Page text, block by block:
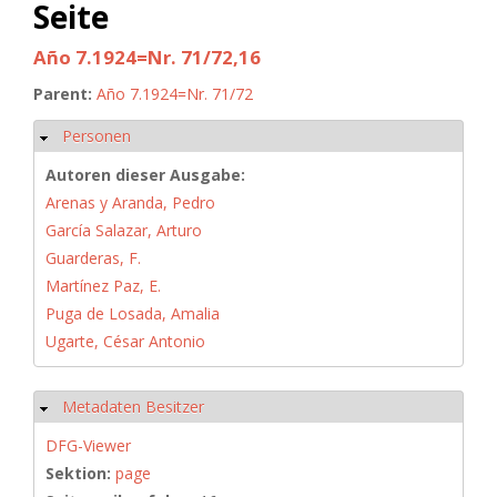
Seite
Año 7.1924=Nr. 71/72,16
Parent: Año 7.1924=Nr. 71/72
Ausblenden
Personen
Autoren dieser Ausgabe:
Arenas y Aranda, Pedro
García Salazar, Arturo
Guarderas, F.
Martínez Paz, E.
Puga de Losada, Amalia
Ugarte, César Antonio
Ausblenden
Metadaten Besitzer
DFG-Viewer
Sektion: page